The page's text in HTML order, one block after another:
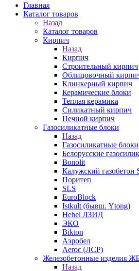
Главная
Каталог товаров
Назад
Каталог товаров
Кирпич
Назад
Кирпич
Строительный кирпич
Облицовочный
Клинкерный кирпич
Керамические блоки
Теплая керамика
Силикатный кирпич
Печной кирпич
Газосиликатные блоки
Назад
Газосиликатные блоки
Белорусские
Bonolit
Калужский газобетон
Поритеп
SLS
EuroBlock
Istkult (бывш. Ytong)
Hebel ЛЗИД
ЭКО
Bikton
Аэробел
Aeroc (ЛСР)
Железобетонные изделия
Назад